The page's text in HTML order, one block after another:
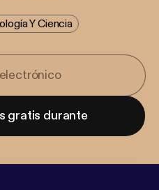
Y Ciencia
gratis durante